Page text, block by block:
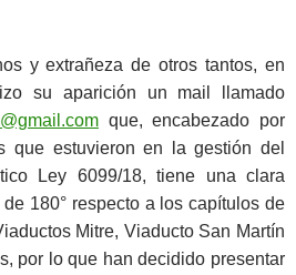
y extrañeza de otros tantos, en
su aparición un mail llamado
que, encabezado por
que estuvieron en la gestión del
Ley 6099/18, tiene una clara
180° respecto a los capítulos de
Mitre, Viaducto San Martín
por lo que han decidido presentar